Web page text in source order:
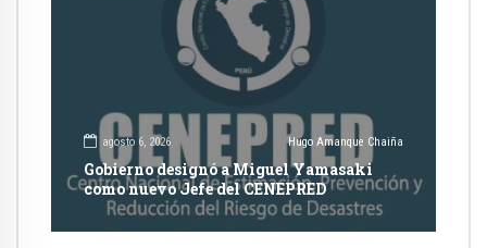
agosto 6, 2026 Hugo Amanque Chaiña
Gobierno designó a Miguel Yamasaki
como nuevo Jefe del CENEPRED